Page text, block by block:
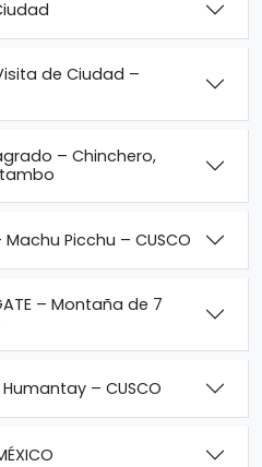
de Ciudad –
– Chinchero,
Machu Picchu – CUSCO
– Montaña de 7
– CUSCO